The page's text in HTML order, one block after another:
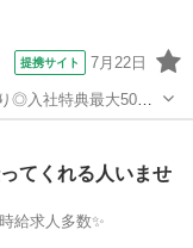
提携サイト 7月22日
◎入社特典最大50万
未経験者歓迎♪
てくれる人いませ
要！高時給求人多数✨